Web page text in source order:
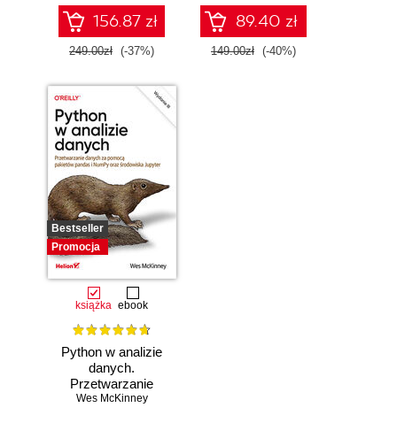
156.87 zł
249.00zł (-37%)
89.40 zł
149.00zł (-40%)
Bestseller
Promocja
książka ebook
Python w analizie
danych.
Przetwarzanie
danych za pomocą
Wes McKinney